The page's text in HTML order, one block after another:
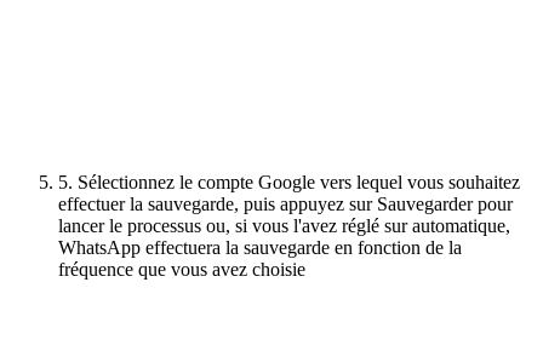
5. Sélectionnez le compte Google vers lequel vous souhaitez
effectuer la sauvegarde, puis appuyez sur Sauvegarder pour
lancer le processus ou, si vous l'avez réglé sur automatique,
WhatsApp effectuera la sauvegarde en fonction de la
fréquence que vous avez choisie